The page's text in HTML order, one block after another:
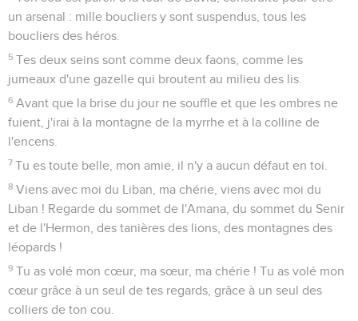
un arsenal : mille boucliers y sont suspendus, tous les
boucliers des héros.
5 Tes deux seins sont comme deux faons, comme les
jumeaux d'une gazelle qui broutent au milieu des lis.
6 Avant que la brise du jour ne souffle et que les ombres ne
fuient, j'irai à la montagne de la myrrhe et à la colline de
l'encens.
7 Tu es toute belle, mon amie, il n'y a aucun défaut en toi.
8 Viens avec moi du Liban, ma chérie, viens avec moi du
Liban ! Regarde du sommet de l'Amana, du sommet du Senir
et de l'Hermon, des tanières des lions, des montagnes des
léopards !
9 Tu as volé mon cœur, ma sœur, ma chérie ! Tu as volé mon
cœur grâce à un seul de tes regards, grâce à un seul des
colliers de ton cou.